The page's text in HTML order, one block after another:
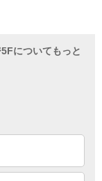
についてもっと